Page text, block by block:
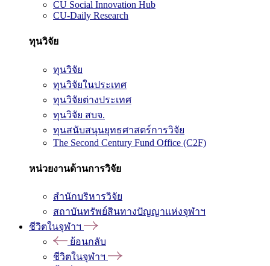
CU Social Innovation Hub
CU-Daily Research
ทุนวิจัย
ทุนวิจัย
ทุนวิจัยในประเทศ
ทุนวิจัยต่างประเทศ
ทุนวิจัย สบจ.
ทุนสนับสนุนยุทธศาสตร์การวิจัย
The Second Century Fund Office (C2F)
หน่วยงานด้านการวิจัย
สำนักบริหารวิจัย
สถาบันทรัพย์สินทางปัญญาแห่งจุฬาฯ
ชีวิตในจุฬาฯ
ย้อนกลับ
ชีวิตในจุฬาฯ